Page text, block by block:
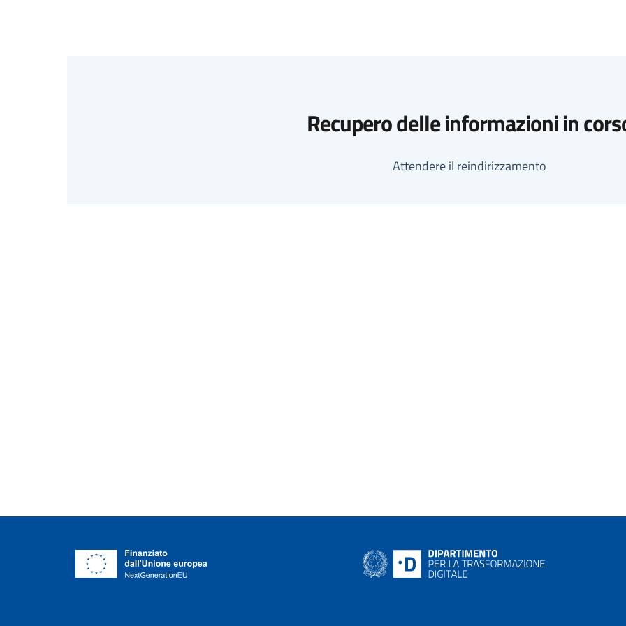
Recupero delle informazioni in
Attendere il reindirizzamento